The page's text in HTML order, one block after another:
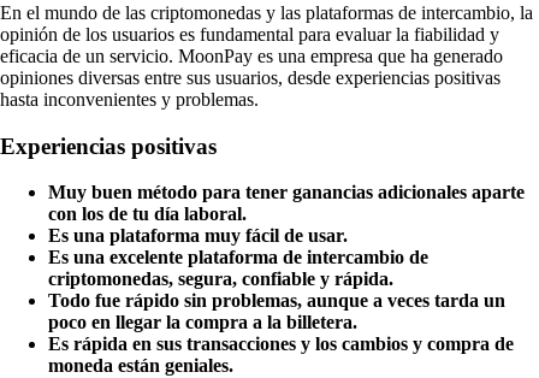
En el mundo de las criptomonedas y las plataformas de intercambio, la
opinión de los usuarios es fundamental para evaluar la fiabilidad y
eficacia de un servicio. MoonPay es una empresa que ha generado
opiniones diversas entre sus usuarios, desde experiencias positivas
hasta inconvenientes y problemas.
Experiencias positivas
Muy buen método para tener ganancias adicionales aparte
con los de tu día laboral.
Es una plataforma muy fácil de usar.
Es una excelente plataforma de intercambio de
criptomonedas, segura, confiable y rápida.
Todo fue rápido sin problemas, aunque a veces tarda un
poco en llegar la compra a la billetera.
Es rápida en sus transacciones y los cambios y compra de
moneda están geniales.